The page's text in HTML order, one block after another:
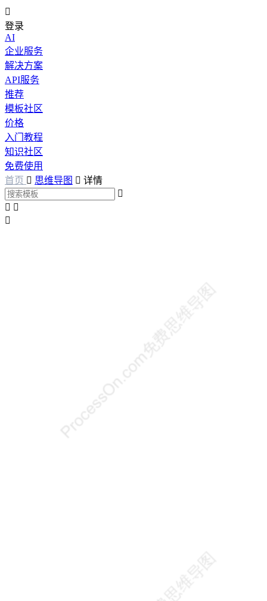

登录
AI
企业服务
解决方案
API服务
推荐
模板社区
价格
入门教程
知识社区
免费使用
首页  思维导图  详情

 
